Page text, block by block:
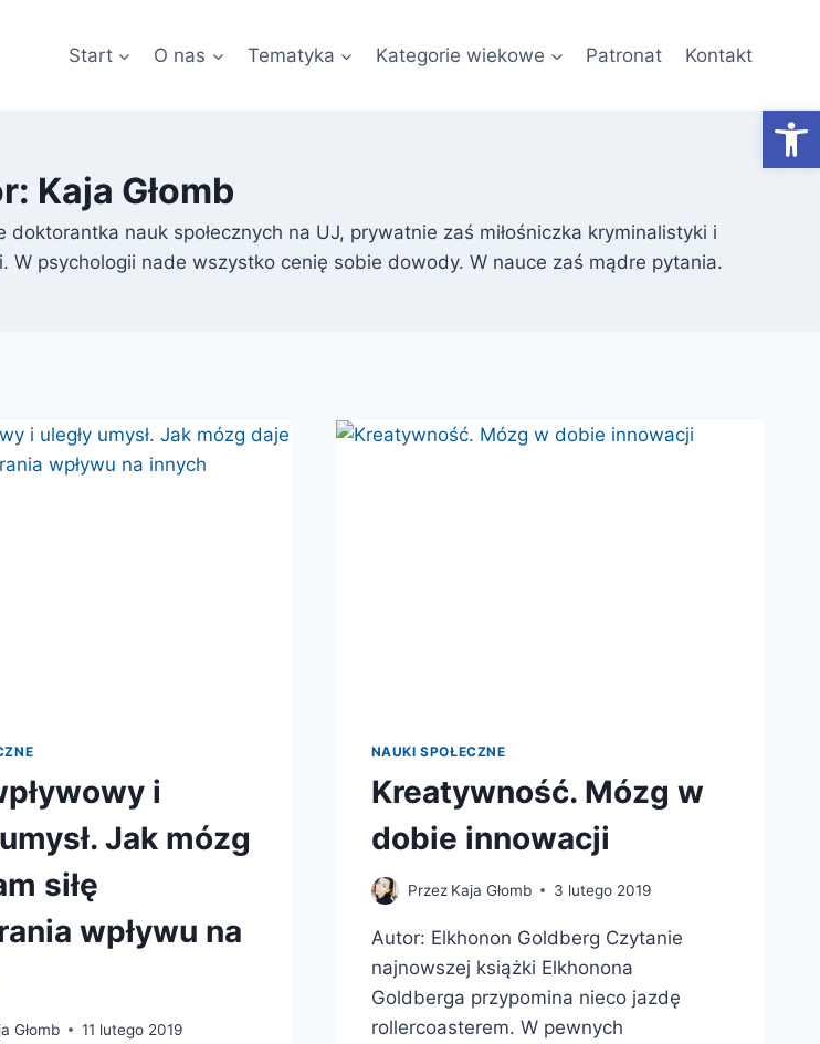
Start O nas Tematyka Kategorie wiekowe Patronat Kontakt
Kaja Głomb
nauk społecznych na UJ, prywatnie zaś miłośniczka kryminalistyki i
psychologii nade wszystko cenię sobie dowody. W nauce zaś mądre pytania.
i
Jak mózg
siłę
wpływu na
Głomb 11 lutego 2019
NAUKI SPOŁECZNE
Kreatywność. Mózg w
dobie innowacji
Przez Kaja Głomb 3 lutego 2019
Autor: Elkhonon Goldberg Czytanie
najnowszej książki Elkhonona
Goldberga przypomina nieco jazdę
rollercoasterem. W pewnych